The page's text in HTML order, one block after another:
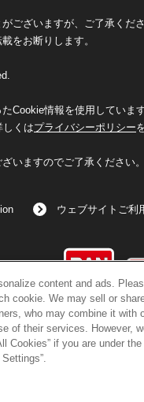
ございますが、ご了承くださ
をお断りします。
Cookie情報を使用しています
くはプライバシーポリシー
いますのでご了承ください。
ウェブサイトご利
コピーライト
content and ads.
cookie. We may sell or
who may combine it with
of their services. However,
Cookies” if you are under